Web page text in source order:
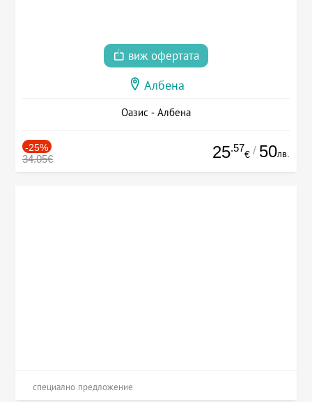
виж офертата
Албена
Оазис - Албена
-25%
34.05€ 25.57
€ / 50лв.
специално предложение